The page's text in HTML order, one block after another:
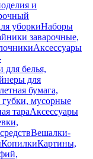
и
уборкиНаборы
заварочные,
Аксессуары
белья,
для
бумага,
мусорные
тараАксессуары
Вешалки-
КопилкиКартины,